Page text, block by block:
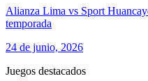
Alianza Lima vs Sport
temporada
24 de junio, 2026
Juegos destacados